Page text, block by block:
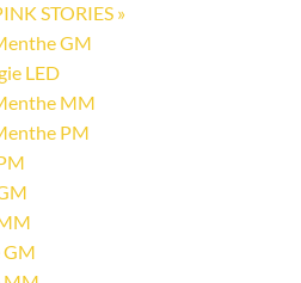
STORIES »
GM
LED
MM
PM
GM